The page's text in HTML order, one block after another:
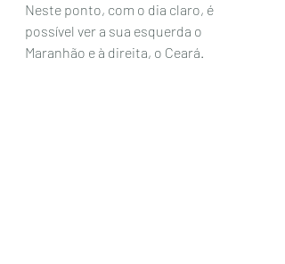
Neste ponto, com o dia claro, é
possível ver a sua esquerda o
Maranhão e à direita, o Ceará.